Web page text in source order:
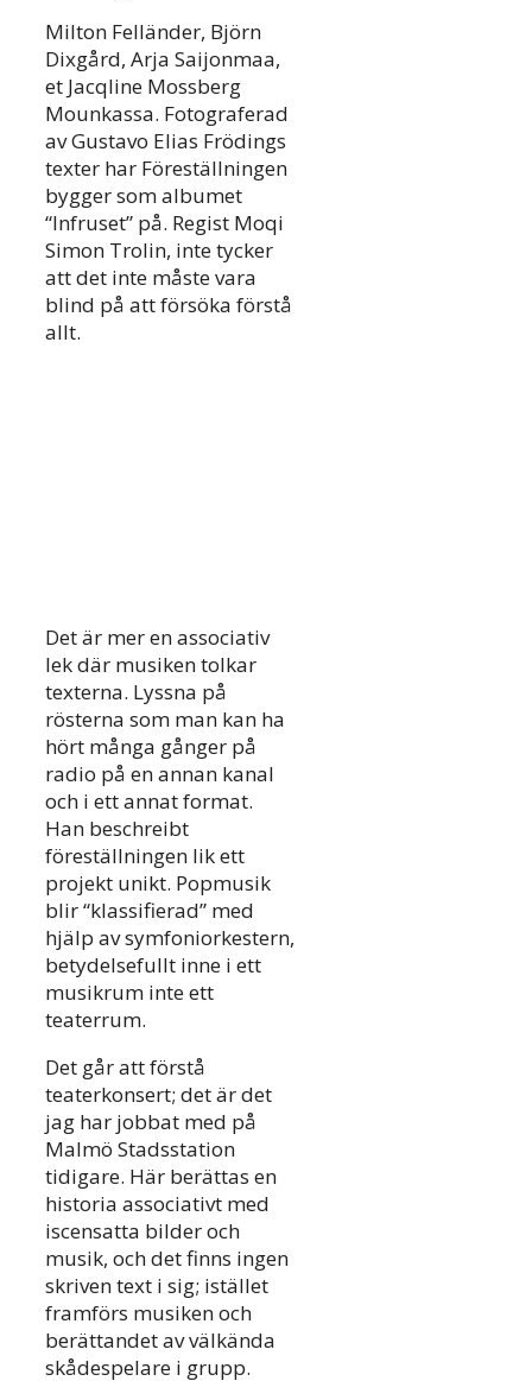
Milton Felländer, Björn
Dixgård, Arja Saijonmaa,
et Jacqline Mossberg
Mounkassa. Fotograferad
av Gustavo Elias Frödings
texter har Föreställningen
bygger som albumet
“Infruset” på. Regist Moqi
Simon Trolin, inte tycker
att det inte måste vara
blind på att försöka förstå
allt.
Det är mer en associativ
lek där musiken tolkar
texterna. Lyssna på
rösterna som man kan ha
hört många gånger på
radio på en annan kanal
och i ett annat format.
Han beschreibt
föreställningen lik ett
projekt unikt. Popmusik
blir “klassifierad” med
hjälp av symfoniorkestern,
betydelsefullt inne i ett
musikrum inte ett
teaterrum.
Det går att förstå
teaterkonsert; det är det
jag har jobbat med på
Malmö Stadsstation
tidigare. Här berättas en
historia associativt med
iscensatta bilder och
musik, och det finns ingen
skriven text i sig; istället
framförs musiken och
berättandet av välkända
skådespelare i grupp.